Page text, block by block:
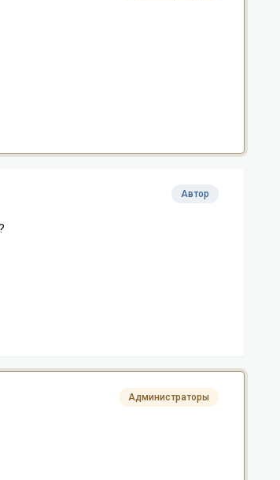
Автор
Администраторы